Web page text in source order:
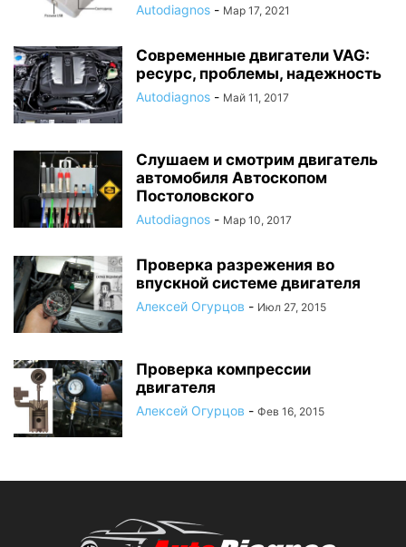
Autodiagnos - Мар 17, 2021
Современные двигатели VAG:
ресурс, проблемы, надежность
Autodiagnos - Май 11, 2017
Слушаем и смотрим двигатель
автомобиля Автоскопом
Постоловского
Autodiagnos - Мар 10, 2017
Проверка разрежения во
впускной системе двигателя
Алексей Огурцов - Июл 27, 2015
Проверка компрессии
двигателя
Алексей Огурцов - Фев 16, 2015